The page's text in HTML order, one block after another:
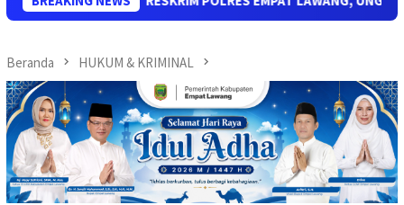
Beranda HUKUM & KRIMINAL